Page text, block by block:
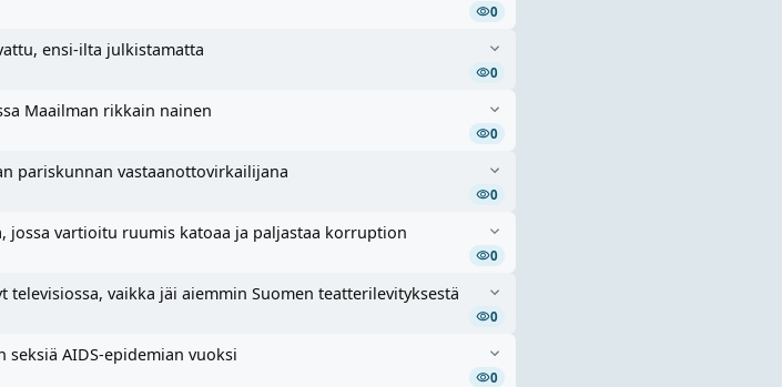
0
ensi-ilta julkistamatta
0
Maailman rikkain nainen
0
pariskunnan vastaanottovirkailijana
0
vartioitu ruumis katoaa ja paljastaa korruption
0
televisiossa, vaikka jäi aiemmin Suomen teatterilevityksestä
0
seksiä AIDS-epidemian vuoksi
0